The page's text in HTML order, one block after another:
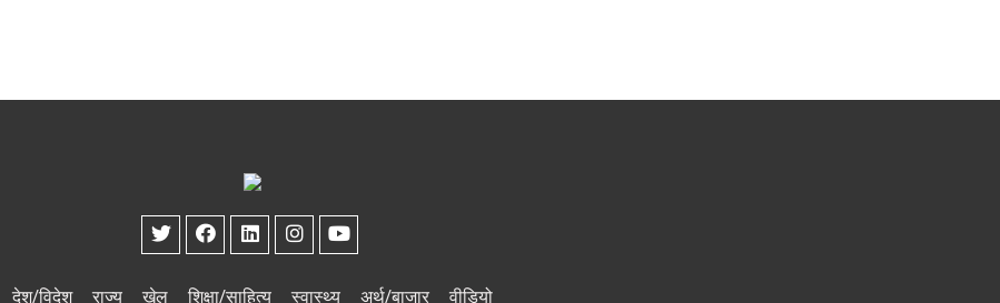
देश/विदेश राज्य खेल शिक्षा/साहित्य स्वास्थ्य अर्थ/बाजार वीडियो